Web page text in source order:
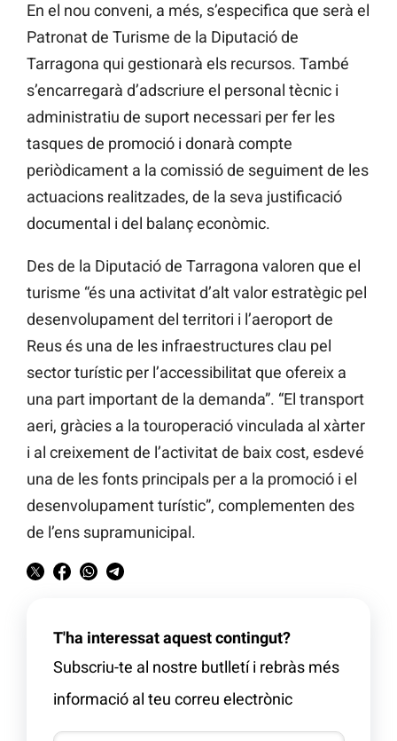
En el nou conveni, a més, s’especifica que serà el
Patronat de Turisme de la Diputació de
Tarragona qui gestionarà els recursos. També
s’encarregarà d’adscriure el personal tècnic i
administratiu de suport necessari per fer les
tasques de promoció i donarà compte
periòdicament a la comissió de seguiment de les
actuacions realitzades, de la seva justificació
documental i del balanç econòmic.
Des de la Diputació de Tarragona valoren que el
turisme “és una activitat d’alt valor estratègic pel
desenvolupament del territori i l’aeroport de
Reus és una de les infraestructures clau pel
sector turístic per l’accessibilitat que ofereix a
una part important de la demanda”. “El transport
aeri, gràcies a la touroperació vinculada al xàrter
i al creixement de l’activitat de baix cost, esdevé
una de les fonts principals per a la promoció i el
desenvolupament turístic”, complementen des
de l’ens supramunicipal.
T'ha interessat aquest contingut?
Subscriu-te al nostre butlletí i rebràs més
informació al teu correu electrònic